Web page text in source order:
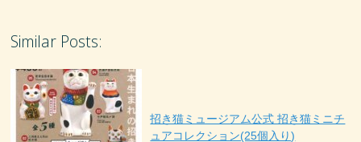
Similar Posts:
招き猫ミュージアム公式 招き猫ミニチ
ュアコレクション(25個入り)